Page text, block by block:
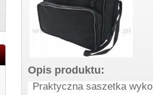
PORTFEL DAMSKI ITALY K34
BLUE
NEW WILD
Opis produktu:
Praktyczna saszetka